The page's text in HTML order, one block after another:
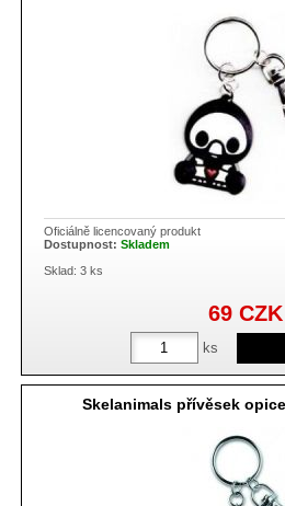
Oficiálně licencovaný produkt
Dostupnost:Skladem
Sklad: 3 ks
ks
69 CZK
Skelanimals přívěsek